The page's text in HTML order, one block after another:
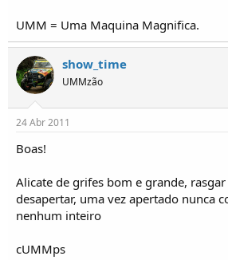
UMM = Uma Maquina Magnifica.
show_time
UMMzão
24 Abr 2011
Boas!
Alicate de grifes bom e grande,
desapertar, uma vez apertado nunca
nenhum inteiro
cUMMps